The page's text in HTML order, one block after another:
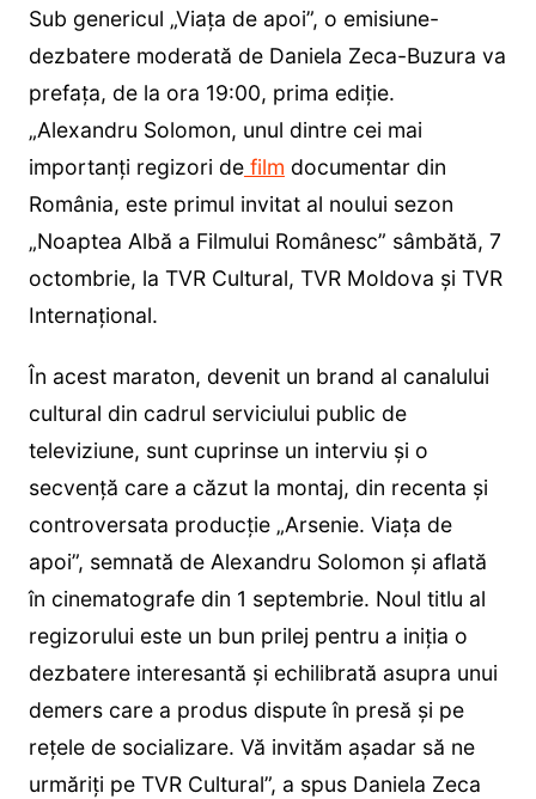
Sub genericul „Viaţa de apoi”, o emisiune-
dezbatere moderată de Daniela Zeca-Buzura va
prefaţa, de la ora 19:00, prima ediţie.
„Alexandru Solomon, unul dintre cei mai
importanți regizori defilm documentar din
România, este primul invitat al noului sezon
„Noaptea Albă a Filmului Românesc” sâmbătă, 7
octombrie, la TVR Cultural, TVR Moldova şi TVR
Internațional.
În acest maraton, devenit un brand al canalului
cultural din cadrul serviciului public de
televiziune, sunt cuprinse un interviu şi o
secvență care a căzut la montaj, din recenta și
controversata producție „Arsenie. Viața de
apoi”, semnată de Alexandru Solomon și aflată
în cinematografe din 1 septembrie. Noul titlu al
regizorului este un bun prilej pentru a iniția o
dezbatere interesantă și echilibrată asupra unui
demers care a produs dispute în presă și pe
rețele de socializare. Vă invităm așadar să ne
urmăriți pe TVR Cultural”, a spus Daniela Zeca